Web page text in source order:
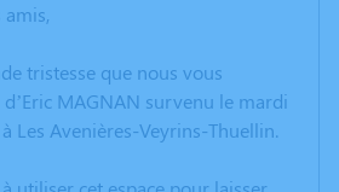
tristesse que nous vous
MAGNAN survenu le mardi
Les Avenières-Veyrins-Thuellin.